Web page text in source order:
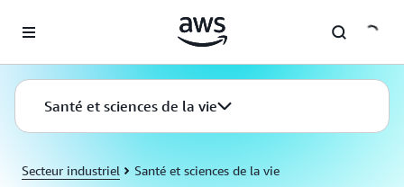
Santé et sciences de la vie
Secteur industriel Santé et sciences de la vie